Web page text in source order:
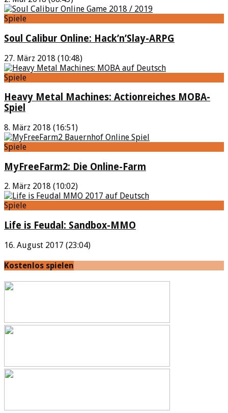
Spiele
Soul Calibur Online: Hack’n’Slay-ARPG
27. März 2018 (10:48)
Spiele
Heavy Metal Machines: Actionreiches MOBA-
Spiel
8. März 2018 (16:51)
Spiele
MyFreeFarm2: Die Online-Farm
2. März 2018 (10:02)
Spiele
Life is Feudal: Sandbox-MMO
16. August 2017 (23:04)
Kostenlos spielen